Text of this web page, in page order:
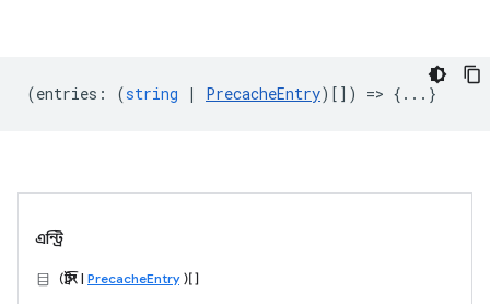
(entries : (string | PrecacheEntry)[]) => {...}
এন্ট্রি
(স্ট্রিং | PrecacheEntry)[]